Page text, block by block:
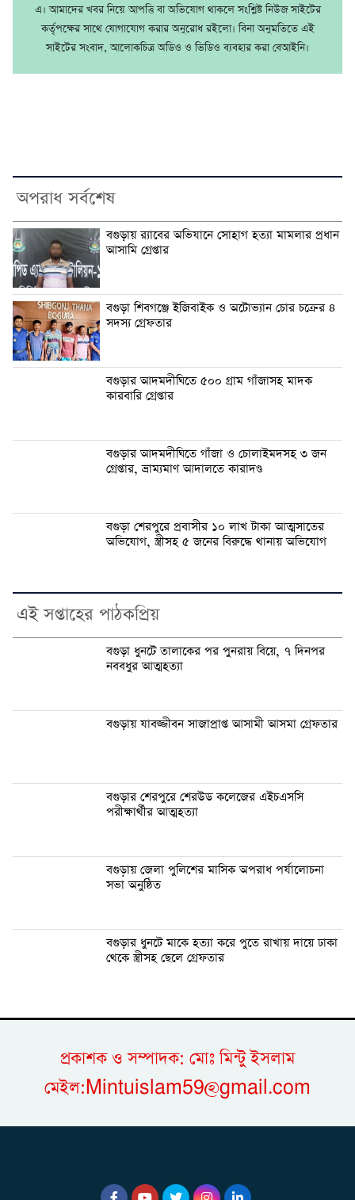
এ। আমাদের খবর নিয়ে আপত্তি বা অভিযোগ থাকলে সংশ্লিষ্ট নিউজ সাইটের
কর্তৃপক্ষের সাথে যোগাযোগ করার অনুরোধ রইলো। বিনা অনুমতিতে এই
সাইটের সংবাদ, আলোকচিত্র অডিও ও ভিডিও ব্যবহার করা বেআইনি।
অপরাধ সর্বশেষ
‎বগুড়ায় র‍্যাবের অভিযানে সোহাগ হত্যা মামলার প্রধান
আসামি গ্রেপ্তার
বগুড়া শিবগঞ্জে ইজিবাইক ও অটোভ্যান চোর চক্রের ৪
সদস্য গ্রেফতার
বগুড়ার আদমদীঘিতে ৫০০ গ্রাম গাঁজাসহ মাদক
কারবারি গ্রেপ্তার
বগুড়ার আদমদীঘিতে গাঁজা ও চোলাইমদসহ ৩ জন
গ্রেপ্তার, ভ্রাম্যমাণ আদালতে কারাদণ্ড
বগুড়া শেরপুরে প্রবাসীর ১০ লাখ টাকা আত্মসাতের
অভিযোগ, স্ত্রীসহ ৫ জনের বিরুদ্ধে থানায় অভিযোগ
এই সপ্তাহের পাঠকপ্রিয়
বগুড়া ধুনটে তালাকের পর পুনরায় বিয়ে, ৭ দিনপর
নববধুর আত্মহত্যা
বগুড়ায় যাবজ্জীবন সাজাপ্রাপ্ত আসামী আসমা গ্রেফতার
বগুড়ার শেরপুরে শেরউড কলেজের এইচএসসি
পরীক্ষার্থীর আত্মহত্যা
বগুড়ায় জেলা পুলিশের মাসিক অপরাধ পর্যালোচনা
সভা অনুষ্ঠিত
বগুড়ার ধুনটে মাকে হত্যা করে পুতে রাখায় দায়ে ঢাকা
থেকে স্ত্রীসহ ছেলে গ্রেফতার
প্রকাশক ও সম্পাদক: মোঃ মিন্টু ইসলাম
মেইল:Mintuislam59@gmail.com